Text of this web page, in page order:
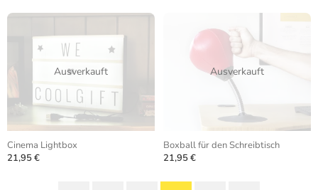
Ausverkauft
Cinema Lightbox
21,95 €
Ausverkauft
Boxball für den Schreibtisch
21,95 €